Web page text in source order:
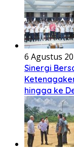
6 Agustus
Sinergi
hingga ke